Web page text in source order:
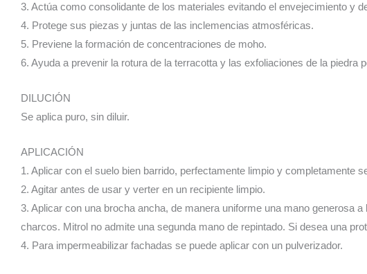
3. Actúa como consolidante de los materiales evitando el envejecimiento y
4. Protege sus piezas y juntas de las inclemencias atmosféricas.
5. Previene la formación de concentraciones de moho.
6. Ayuda a prevenir la rotura de la terracotta y las exfoliaciones de la piedra
DILUCIÓN
Se aplica puro, sin diluir.
APLICACIÓN
1. Aplicar con el suelo bien barrido, perfectamente limpio y completamente
2. Agitar antes de usar y verter en un recipiente limpio.
3. Aplicar con una brocha ancha, de manera uniforme una mano generosa
charcos. Mitrol no admite una segunda mano de repintado. Si desea una
4. Para impermeabilizar fachadas se puede aplicar con un pulverizador.